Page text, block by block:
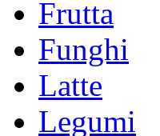
Frutta
Funghi
Latte
Legumi